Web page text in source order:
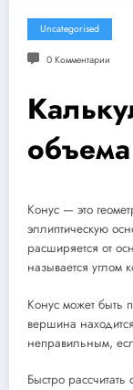
Uncategorised
0 Комментарии
Конус — это
эллиптическую
расширяется от
называется углом
Конус может быть
вершина
неправильным,
Быстро